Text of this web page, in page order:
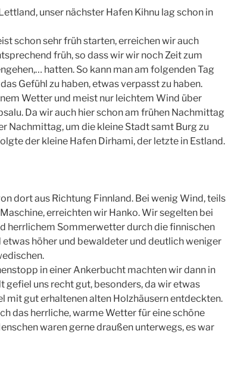
unser nächster Hafen Kihnu lag schon in
schon sehr früh starten, erreichen wir auch
früh, so dass wir wir noch Zeit zum
hatten. So kann man am folgenden Tag
Gefühl zu haben, etwas verpasst zu haben.
Wetter und meist nur leichtem Wind über
Da wir auch hier schon am frühen Nachmittag
Nachmittag, um die kleine Stadt samt Burg zu
der kleine Hafen Dirhami, der letzte in Estland.
dort aus Richtung Finnland. Bei wenig Wind, teils
erreichten wir Hanko. Wir segelten bei
herrlichem Sommerwetter durch die finnischen
etwas höher und bewaldeter und deutlich weniger
in einer Ankerbucht machten wir dann in
gefiel uns recht gut, besonders, da wir etwas
mit gut erhaltenen alten Holzhäusern entdeckten.
das herrliche, warme Wetter für eine schöne
waren gerne draußen unterwegs, es war